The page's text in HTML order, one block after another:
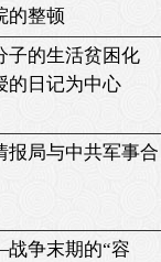
的整顿
子的生活贫困化
日记为中心
报局与中共军事合
战争末期的“容